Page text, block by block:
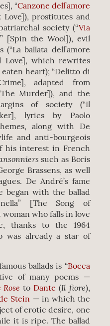
“Canzone dell’amore
Love]), prostitutes and
society (“Via
[Spin the Wool]), evil
ballata dell’amore
Love], which rewrites
heart); “Delitto di
adapted from
[The Murder]), and the
of society (“Il
lyrics by Paolo
along with De
and anti-bourgeois
his interest in French
such as Boris
Brassens, as well
De André’s fame
began with the ballad
[The Song of
who falls in love
thanks to the 1964
was already a star of
ballads is “Bocca
of many poems —
to Dante (Il fiore),
Stein — in which the
of erotic desire, one
it is ripe. The ballad